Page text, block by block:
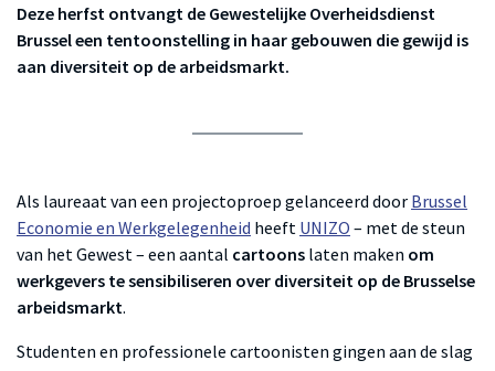
Deze herfst ontvangt de Gewestelijke Overheidsdienst
Brussel een tentoonstelling in haar gebouwen die gewijd is
aan diversiteit op de arbeidsmarkt.
Als laureaat van een projectoproep gelanceerd door Brussel
Economie en Werkgelegenheid heeft UNIZO – met de steun
van het Gewest – een aantal cartoons laten maken om
werkgevers te sensibiliseren over diversiteit op de Brusselse
arbeidsmarkt.
Studenten en professionele cartoonisten gingen aan de slag